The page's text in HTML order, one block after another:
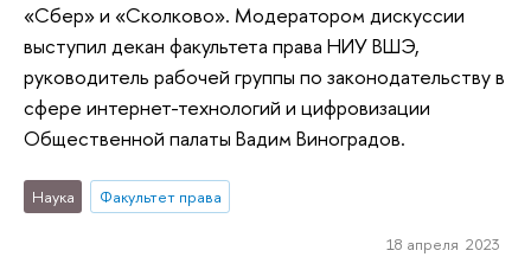
«Сбер» и «Сколково». Модератором дискуссии
выступил декан факультета права НИУ ВШЭ,
руководитель рабочей группы по законодательству в
сфере интернет-технологий и цифровизации
Общественной палаты Вадим Виноградов.
Наука Факультет права
18 апреля 2023